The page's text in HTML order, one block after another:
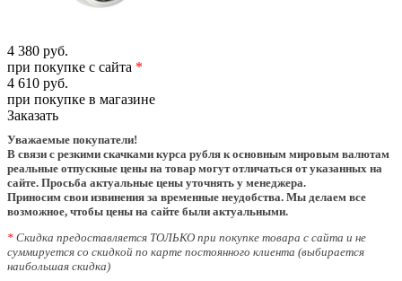
4 380 руб.
при покупке с сайта *
4 610 руб.
при покупке в магазине
Заказать
Уважаемые покупатели!
В связи с резкими скачками курса рубля к основным мировым валютам
реальные отпускные цены на товар могут отличаться от указанных на
сайте. Просьба актуальные цены уточнять у менеджера.
Приносим свои извинения за временные неудобства. Мы делаем все
возможное, чтобы цены на сайте были актуальными.
* Скидка предоставляется ТОЛЬКО при покупке товара с сайта и не
суммируется со скидкой по карте постоянного клиента (выбирается
наибольшая скидка)